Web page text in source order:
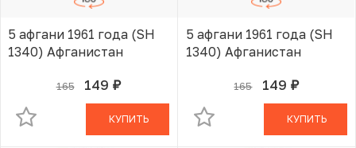
5 афгани 1961 года (SH
1340) Афганистан
165 149 руб.
В КОРЗИНЕ
КУПИТЬ
5 афгани 1961 года (SH
1340) Афганистан
165 149 руб.
В КОРЗИНЕ
КУПИТЬ